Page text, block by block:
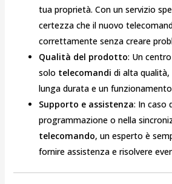
tua proprietà. Con un servizio
certezza che il nuovo
correttamente senza creare
Qualità del prodotto: Un
solo telecomandi di alta
lunga durata e un
Supporto e assistenza: In caso
programmazione o nella
telecomando, un esperto è
fornire assistenza e risolvere